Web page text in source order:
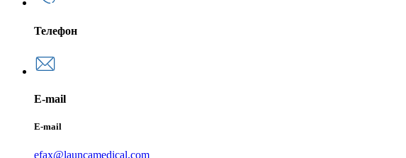
Телефон
E-mail
E-mail
efax@launcamedical.com